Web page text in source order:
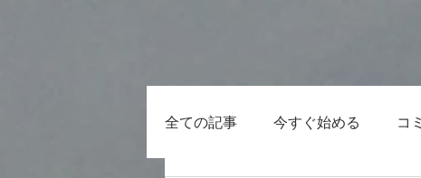
全ての記事 今すぐ始める コ